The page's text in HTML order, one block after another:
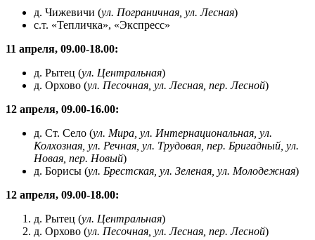
д. Чижевичи (ул. Пограничная, ул. Лесная)
с.т. «Тепличка», «Экспресс»
11 апреля, 09.00-18.00:
д. Рытец (ул. Центральная)
д. Орхово (ул. Песочная, ул. Лесная, пер. Лесной)
12 апреля, 09.00-16.00:
д. Ст. Село (ул. Мира, ул. Интернациональная, ул.
Колхозная, ул. Речная, ул. Трудовая, пер. Бригадный, ул.
Новая, пер. Новый)
д. Борисы (ул. Брестская, ул. Зеленая, ул. Молодежная)
12 апреля, 09.00-18.00:
д. Рытец (ул. Центральная)
д. Орхово (ул. Песочная, ул. Лесная, пер. Лесной)